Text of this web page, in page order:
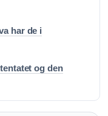
har de i
og den